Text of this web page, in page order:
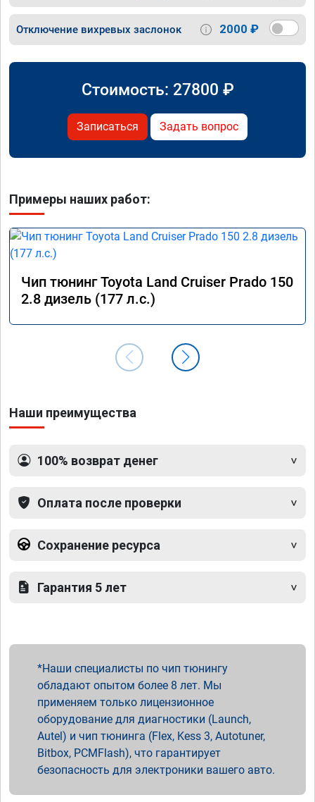
Отключение вихревых заслонок 2000 ₽
Стоимость: 27800 ₽
Записаться Задать вопрос
Примеры наших работ:
Чип тюнинг Toyota Land Cruiser Prado 150
2.8 дизель (177 л.с.)
Наши преимущества
100% возврат денег
Оплата после проверки
Сохранение ресурса
Гарантия 5 лет
Наши специалисты по чип тюнингу
обладают опытом более 8 лет. Мы
применяем только лицензионное
оборудование для диагностики (Launch,
Autel) и чип тюнинга (Flex, Kess 3, Autotuner,
Bitbox, PCMFlash), что гарантирует
безопасность для электроники вашего авто.